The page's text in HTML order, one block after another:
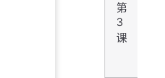
第
3
课